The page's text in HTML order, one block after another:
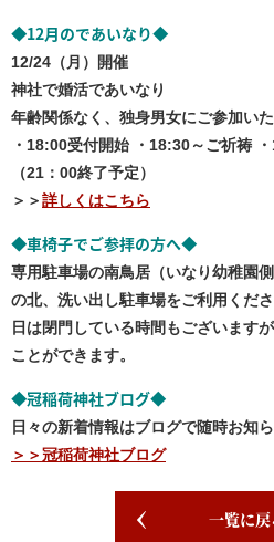
◆12月のであいなり◆
12/24（月）開催
神社で婚活であいなり
年齢関係なく、独身男女にご参加い
・18:00受付開始 ・18:30～ご祈祷
（21：00終了予定）
＞＞詳しくはこちら
◆車椅子でご参拝の方へ◆
専用駐車場の南鳥居（いなり幼稚園
の北、洗い出し駐車場をご利用くだ
日は閉門している時間もございます
ことができます。
◆冠稲荷神社ブログ◆
日々の新着情報はブログで随時お知ら
＞＞冠稲荷神社ブログ
一覧に戻